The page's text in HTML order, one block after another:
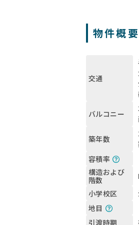
物件概要
交通
バルコニー
築年数
容積率
構造および
階数
小学校区
地目
引渡時期